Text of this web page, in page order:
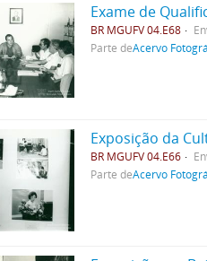
Exame de
BR MGUFV 04.E68
Parte deAcervo
Exposição da
BR MGUFV 04.E66
Parte deAcervo